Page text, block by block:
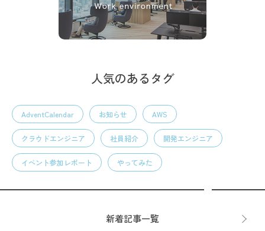
人気のあるタグ
AdventCalendar お知らせ AWS
クラウドエンジニア 社員紹介 開発エンジニア
イベント参加レポート やってみた
新着記事一覧